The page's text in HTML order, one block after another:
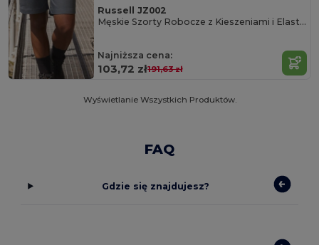
Russell JZ002
Męskie Szorty Robocze z Kieszeniami i Elastycznym Pasem
Najniższa cena:
103,72 zł191,63 zł
Wyświetlanie Wszystkich Produktów.
FAQ
Gdzie się znajdujesz?